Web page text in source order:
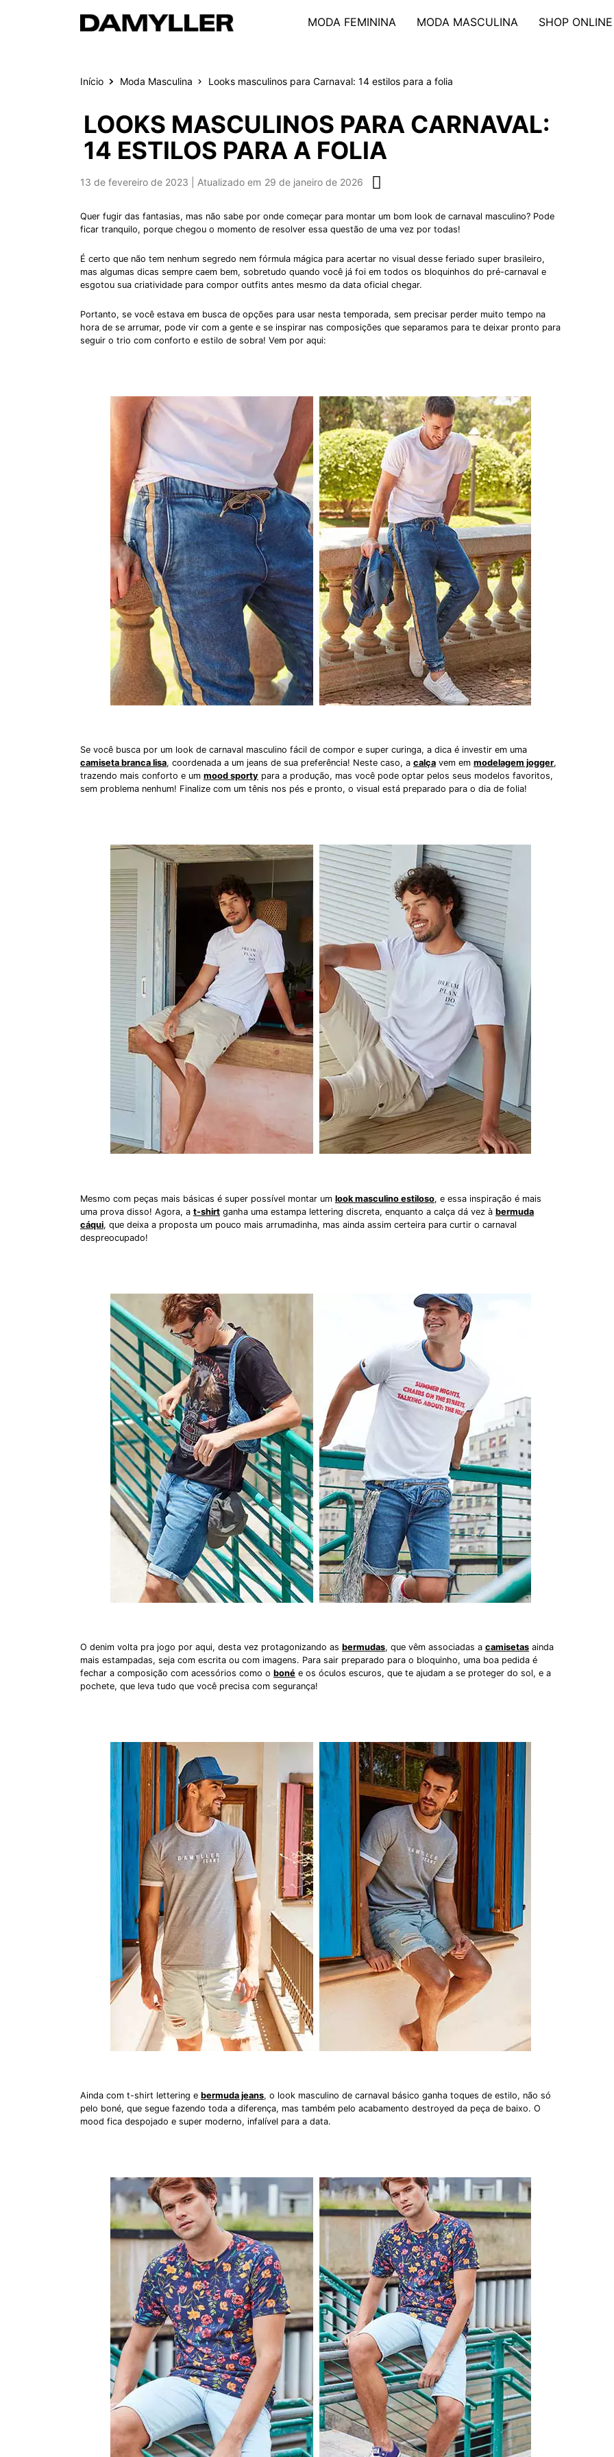
MODA FEMININA
MODA MASCULINA SHOP ONLINE
Início Moda Masculina Looks masculinos para Carnaval: 14 estilos para a folia
LOOKS MASCULINOS PARA CARNAVAL:
14 ESTILOS PARA A FOLIA
Publicado em
13 de fevereiro de 2023 29 de janeiro de 2026
Quer fugir das fantasias, mas não sabe por onde começar para montar um bom look de carnaval masculino? Pode
ficar tranquilo, porque chegou o momento de resolver essa questão de uma vez por todas!
É certo que não tem nenhum segredo nem fórmula mágica para acertar no visual desse feriado super brasileiro,
mas algumas dicas sempre caem bem, sobretudo quando você já foi em todos os bloquinhos do pré-carnaval e
esgotou sua criatividade para compor outfits antes mesmo da data oficial chegar.
Portanto, se você estava em busca de opções para usar nesta temporada, sem precisar perder muito tempo na
hora de se arrumar, pode vir com a gente e se inspirar nas composições que separamos para te deixar pronto para
seguir o trio com conforto e estilo de sobra! Vem por aqui:
Se você busca por um look de carnaval masculino fácil de compor e super curinga, a dica é investir em uma
camiseta branca lisa, coordenada a um jeans de sua preferência! Neste caso, a calça vem em modelagem jogger,
trazendo mais conforto e um mood sporty para a produção, mas você pode optar pelos seus modelos favoritos,
sem problema nenhum! Finalize com um tênis nos pés e pronto, o visual está preparado para o dia de folia!
Mesmo com peças mais básicas é super possível montar um look masculino estiloso, e essa inspiração é mais
uma prova disso! Agora, a t-shirt ganha uma estampa lettering discreta, enquanto a calça dá vez à bermuda
cáqui, que deixa a proposta um pouco mais arrumadinha, mas ainda assim certeira para curtir o carnaval
despreocupado!
O denim volta pra jogo por aqui, desta vez protagonizando as bermudas, que vêm associadas a camisetas ainda
mais estampadas, seja com escrita ou com imagens. Para sair preparado para o bloquinho, uma boa pedida é
fechar a composição com acessórios como o boné e os óculos escuros, que te ajudam a se proteger do sol, e a
pochete, que leva tudo que você precisa com segurança!
Ainda com t-shirt lettering e bermuda jeans, o look masculino de carnaval básico ganha toques de estilo, não só
pelo boné, que segue fazendo toda a diferença, mas também pelo acabamento destroyed da peça de baixo. O
mood fica despojado e super moderno, infalível para a data.